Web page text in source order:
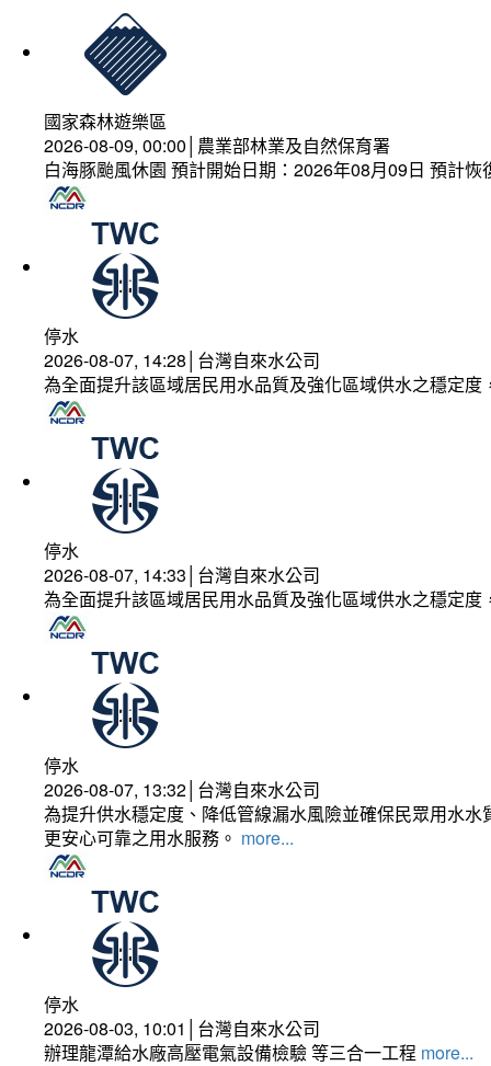
國家森林遊樂區
2026-08-09, 00:00│農業部林業及自然保育署
白海豚颱風休園 預計開始日期：2026年08月09日 預計
停水
2026-08-07, 14:28│台灣自來水公司
為全面提升該區域居民用水品質及強化區域供水之穩定
停水
2026-08-07, 14:33│台灣自來水公司
為全面提升該區域居民用水品質及強化區域供水之穩定
停水
2026-08-07, 13:32│台灣自來水公司
為提升供水穩定度、降低管線漏水風險並確保民眾用水
更安心可靠之用水服務。 more...
停水
2026-08-03, 10:01│台灣自來水公司
辦理龍潭給水廠高壓電氣設備檢驗 等三合一工程 more...